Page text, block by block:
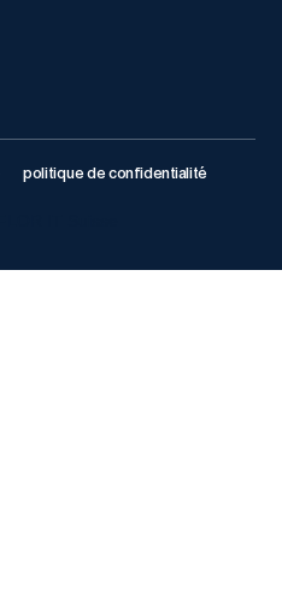
politique de confidentialité